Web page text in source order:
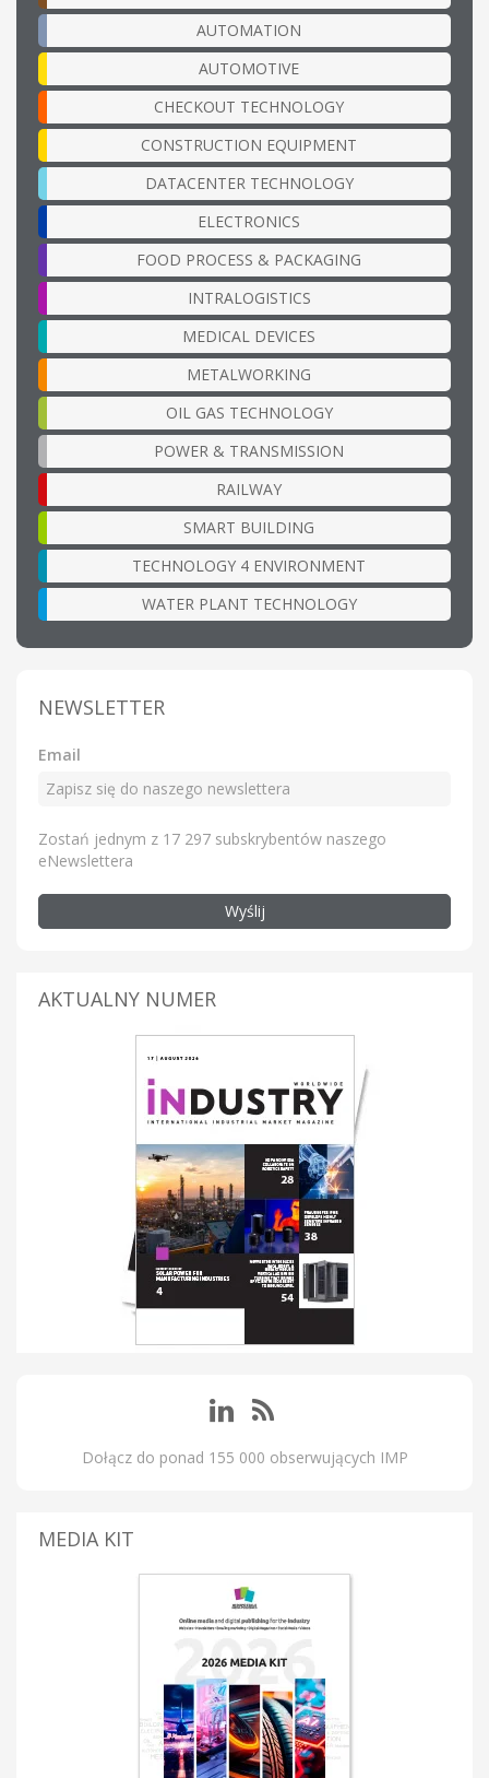
AUTOMATION
AUTOMOTIVE
CHECKOUT TECHNOLOGY
CONSTRUCTION EQUIPMENT
DATACENTER TECHNOLOGY
ELECTRONICS
FOOD PROCESS & PACKAGING
INTRALOGISTICS
MEDICAL DEVICES
METALWORKING
OIL GAS TECHNOLOGY
POWER & TRANSMISSION
RAILWAY
SMART BUILDING
TECHNOLOGY 4 ENVIRONMENT
WATER PLANT TECHNOLOGY
NEWSLETTER
Email
Zostań jednym z 17 297 subskrybentów naszego
eNewslettera
Wyślij
AKTUALNY NUMER
Dołącz do ponad 155 000 obserwujących IMP
MEDIA KIT